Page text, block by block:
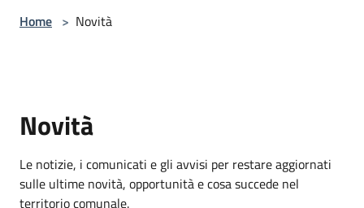
Home > Novità
Novità
Le notizie, i comunicati e gli avvisi per restare aggiornati
sulle ultime novità, opportunità e cosa succede nel
territorio comunale.